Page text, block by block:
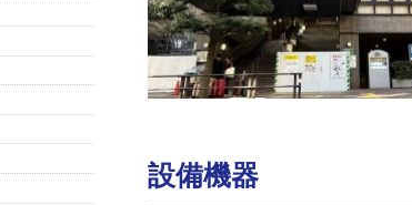
設備機器